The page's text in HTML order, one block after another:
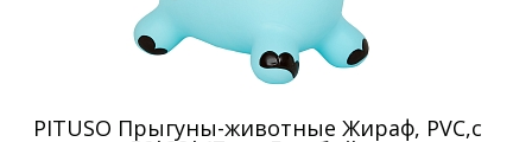
PITUSO Прыгуны-животные Жираф, PVC,с